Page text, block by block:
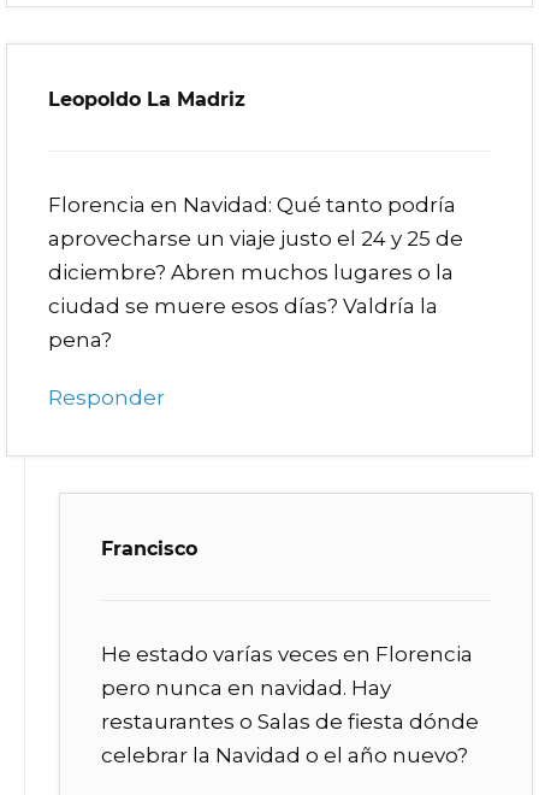
Leopoldo La Madriz
Florencia en Navidad: Qué tanto podría
aprovecharse un viaje justo el 24 y 25 de
diciembre? Abren muchos lugares o la
ciudad se muere esos días? Valdría la
pena?
Responder
Francisco
He estado varías veces en Florencia
pero nunca en navidad. Hay
restaurantes o Salas de fiesta dónde
celebrar la Navidad o el año nuevo?